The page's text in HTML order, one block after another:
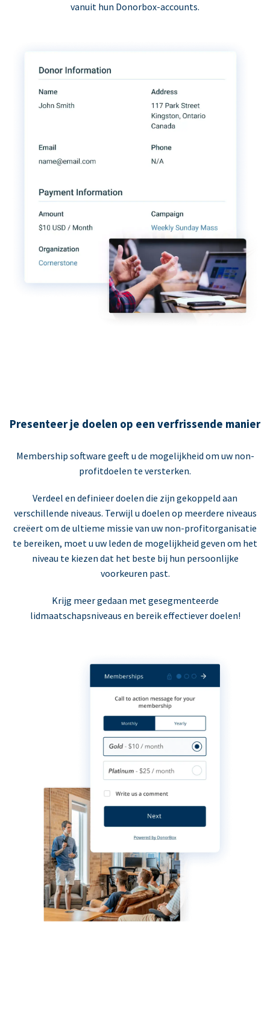
vanuit hun Donorbox-accounts.
Presenteer je doelen op een verfrissende manier
Membership software geeft u de mogelijkheid om uw non-
profitdoelen te versterken.
Verdeel en definieer doelen die zijn gekoppeld aan
verschillende niveaus. Terwijl u doelen op meerdere niveaus
creëert om de ultieme missie van uw non-profitorganisatie
te bereiken, moet u uw leden de mogelijkheid geven om het
niveau te kiezen dat het beste bij hun persoonlijke
voorkeuren past.
Krijg meer gedaan met gesegmenteerde
lidmaatschapsniveaus en bereik effectiever doelen!